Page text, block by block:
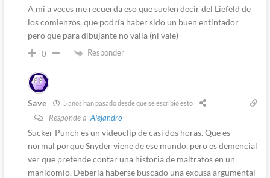
A mi a veces me recuerda eso que suelen decir del Liefeld de
los comienzos, que podría haber sido un buen entintador
pero que para dibujante no valía (ni vale)
0 Responder
Save 5 años han pasado desde que se escribió esto
Responde a Alejandro
Sucker Punch es un videoclip de casi dos horas. Que es
normal porque Snyder viene de ese mundo, pero es demencial
ver que pretende contar una historia de maltratos en un
manicomio. Debería haberse buscado una excusa argumental